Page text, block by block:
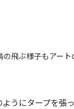
飛ぶ様子もアート
うにタープを張